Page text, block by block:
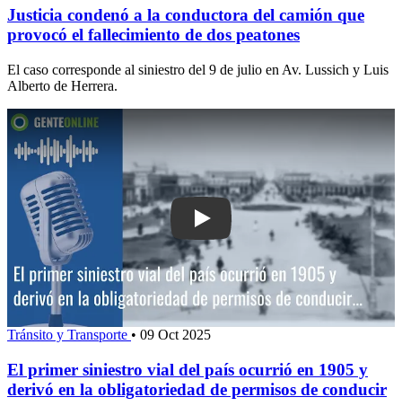
Justicia condenó a la conductora del camión que
provocó el fallecimiento de dos peatones
El caso corresponde al siniestro del 9 de julio en Av. Lussich y Luis
Alberto de Herrera.
Play: El primer siniestro vial del país
Tránsito y Transporte • 09 Oct 2025
El primer siniestro vial del país ocurrió en 1905 y
derivó en la obligatoriedad de permisos de conducir